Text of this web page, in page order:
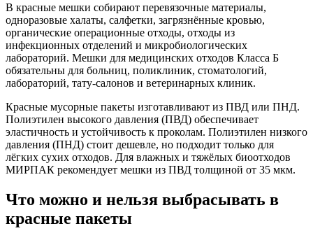
В красные мешки собирают перевязочные материалы,
одноразовые халаты, салфетки, загрязнённые кровью,
органические операционные отходы, отходы из
инфекционных отделений и микробиологических
лабораторий. Мешки для медицинских отходов Класса Б
обязательны для больниц, поликлиник, стоматологий,
лабораторий, тату-салонов и ветеринарных клиник.
Красные мусорные пакеты изготавливают из ПВД или ПНД.
Полиэтилен высокого давления (ПВД) обеспечивает
эластичность и устойчивость к проколам. Полиэтилен низкого
давления (ПНД) стоит дешевле, но подходит только для
лёгких сухих отходов. Для влажных и тяжёлых биоотходов
МИРПАК рекомендует мешки из ПВД толщиной от 35 мкм.
Что можно и нельзя выбрасывать в
красные пакеты